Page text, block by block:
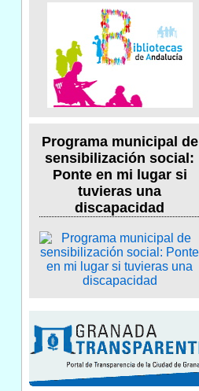
Programa municipal de
sensibilización social:
Ponte en mi lugar si
tuvieras una
discapacidad